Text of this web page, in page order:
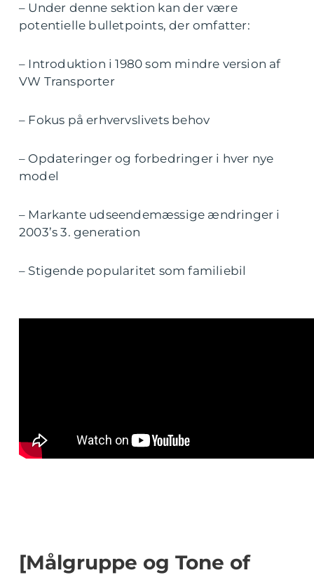
– Under denne sektion kan der være
potentielle bulletpoints, der omfatter:
– Introduktion i 1980 som mindre version af
VW Transporter
– Fokus på erhvervslivets behov
– Opdateringer og forbedringer i hver nye
model
– Markante udseendemæssige ændringer i
2003’s 3. generation
– Stigende popularitet som familiebil
[Målgruppe og Tone of